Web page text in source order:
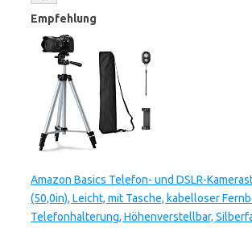
Empfehlung
Amazon Basics Telefon- und DSLR-
(50,0in), Leicht, mit Tasche, kabelloser
Telefonhalterung, Höhenverstellbar,